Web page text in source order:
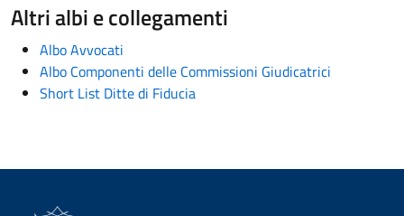
Altri albi e collegamenti
Albo Avvocati
Albo Componenti delle Commissioni Giudicatrici
Short List Ditte di Fiducia